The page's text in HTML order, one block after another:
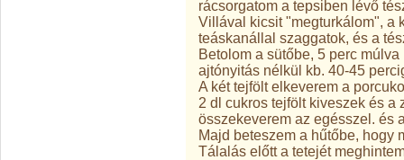
rácsorgatom a tepsiben lévő
Villával kicsit "megturkálom", a
teáskanállal szaggatok, és a
Betolom a sütőbe, 5 perc
ajtónyitás nélkül kb. 40-45
A két tejfölt elkeverem a
2 dl cukros tejfölt kiveszek és
összekeverem az egésszel. és
Majd beteszem a hűtőbe, hogy
Tálalás előtt a tetejét